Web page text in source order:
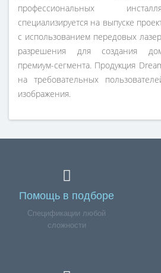
профессиональных
специализируется на выпуске
с использованием передовых
разрешения для создания
премиум-сегмента. Продукция
на требовательных
изображения.
Помощь в подборе
Спецификации любой
сложности